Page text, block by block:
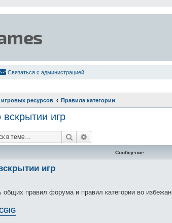
Связаться с администрацией
ресурсов Правила категории
игр
Поиск
Сообщение
игр
общих правил форума и правил категории во